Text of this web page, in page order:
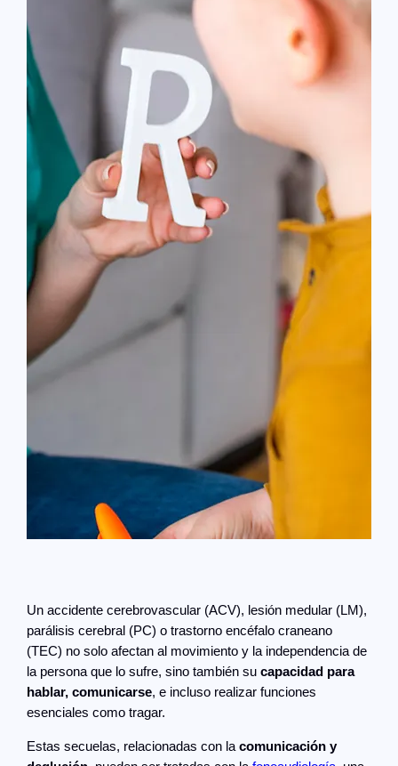
Un accidente cerebrovascular (ACV), lesión medular (LM),
parálisis cerebral (PC) o trastorno encéfalo craneano
(TEC) no solo afectan al movimiento y la independencia de
la persona que lo sufre, sino también sucapacidad para
hablar, comunicarse, e incluso realizar funciones
esenciales como tragar.
Estas secuelas, relacionadas con la comunicación y